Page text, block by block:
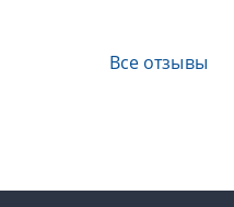
Все отзывы